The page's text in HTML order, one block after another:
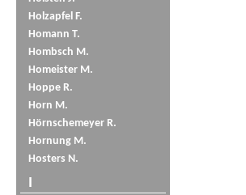
Holzapfel F.
Homann T.
Hombsch M.
Homeister M.
Hoppe R.
Horn M.
Hörnschemeyer R.
Hornung M.
Hosters N.
I